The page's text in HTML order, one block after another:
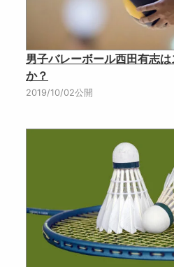
男子バレーボール西田有志
か？
2019/10/02公開